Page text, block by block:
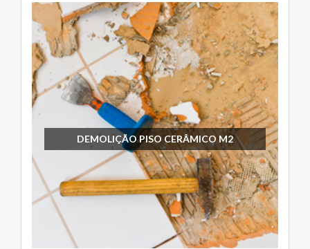
DEMOLIÇÃO PISO CERÂMICO M2